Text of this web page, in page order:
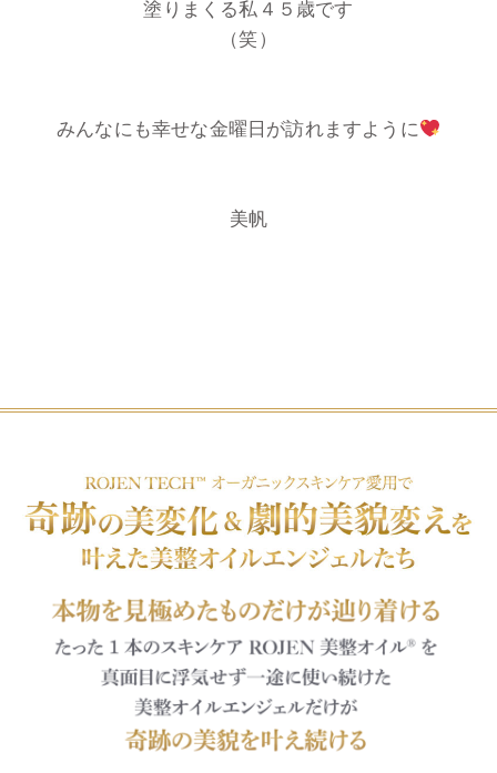
塗りまくる私４５歳です
（笑）
みんなにも幸せな金曜日が訪れますように
美帆